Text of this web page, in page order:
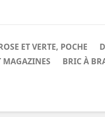
ET VERTE, POCHE
MAGAZINES BRIC À